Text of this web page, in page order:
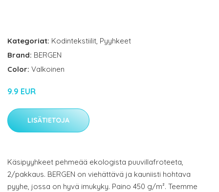
Kategoriat: Kodintekstiilit, Pyyhkeet
Brand: BERGEN
Color: Valkoinen
9.9 EUR
LISÄTIETOJA
Käsipyyhkeet pehmeää ekologista puuvillafroteeta,
2/pakkaus. BERGEN on viehättävä ja kauniisti hohtava
pyyhe, jossa on hyvä imukyky. Paino 450 g/m². Teemme